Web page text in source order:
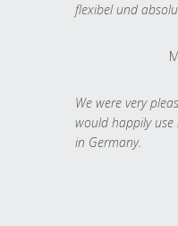
flexibel und
We were very
would happily
in Germany.